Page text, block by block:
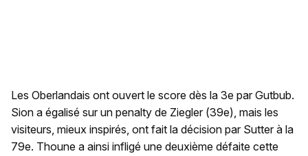
Les Oberlandais ont ouvert le score dès la 3e par Gutbub.
Sion a égalisé sur un penalty de Ziegler (39e), mais les
visiteurs, mieux inspirés, ont fait la décision par Sutter à la
79e. Thoune a ainsi infligé une deuxième défaite cette